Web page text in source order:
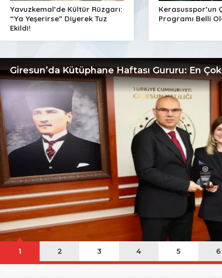
08:21 Giresun’un da yer aldığı
08:20
08:48 Giresun’da Kadir Gecesi
08:45 Giresunlu Elif Eryiğit
Yavuzkemal’de Kültür Rüzgarı:
“Ya Yeşerirse” Diyerek Tuz
Ekildi!
Kerasusspor’un
Programı Belli
Giresun’da Kütüphane Haftası Gururu: En
1 2 3 4 5 6